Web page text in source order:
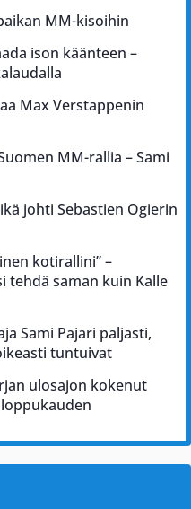
MM-kisoihin
ison käänteen –
Max Verstappenin
MM-rallia – Sami
johti Sebastien Ogierin
kotirallini” –
tehdä saman kuin Kalle
Sami Pajari paljasti,
tuntuivat
ulosajon kokenut